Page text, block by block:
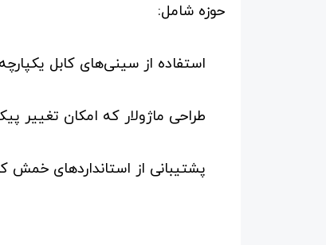
حوزه شامل:
استفاده از سینی‌های کابل
طراحی ماژولار که امکان تغییر
پشتیبانی از استانداردهای خمش